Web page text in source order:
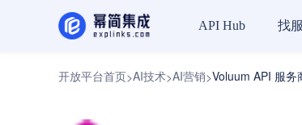
API Hub 找
开放平台首页>AI技术>AI营销>Voluum API 服务